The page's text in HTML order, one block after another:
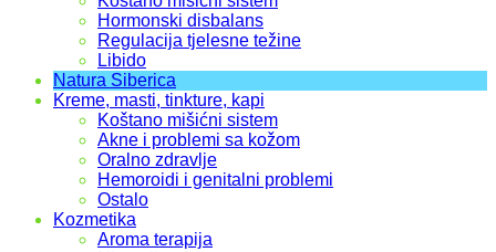
Hormonski disbalans
Regulacija tjelesne težine
Libido
Natura Siberica
Kreme, masti, tinkture, kapi
Koštano mišićni sistem
Akne i problemi sa kožom
Oralno zdravlje
Hemoroidi i genitalni problemi
Ostalo
Kozmetika
Aroma terapija